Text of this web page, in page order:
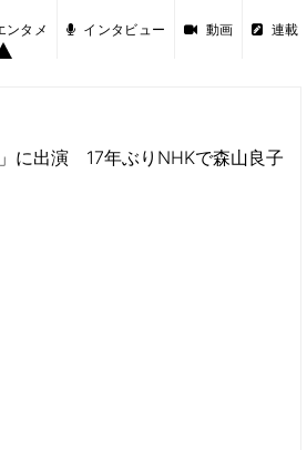
ンタメ インタビュー 動画 連載
に出演 17年ぶりNHKで森山良子